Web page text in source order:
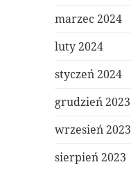
marzec 2024
luty 2024
styczeń 2024
grudzień 2023
wrzesień 2023
sierpień 2023